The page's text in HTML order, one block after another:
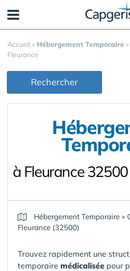
Accueil » Hébergement Temporaire »
Fleurance
Rechercher
à Fleurance
Hébergement Temporaire »
Fleurance (32500)
Trouvez rapidement une
temporaire médicalisée pour